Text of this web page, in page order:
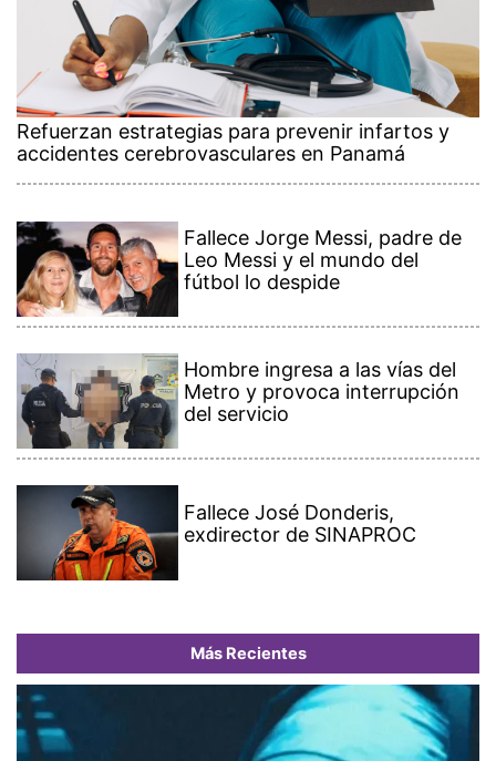
Refuerzan estrategias para prevenir infartos y
accidentes cerebrovasculares en Panamá
Fallece Jorge Messi, padre de
Leo Messi y el mundo del
fútbol lo despide
Hombre ingresa a las vías del
Metro y provoca interrupción
del servicio
Fallece José Donderis,
exdirector de SINAPROC
Más Recientes